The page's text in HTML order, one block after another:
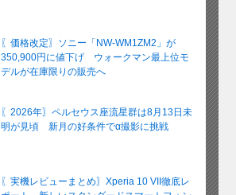
〖価格改定〗ソニー「NW-WM1ZM2」が
350,900円に値下げ ウォークマン最上位モ
デルが在庫限りの販売へ
〖2026年〗ペルセウス座流星群は8月13日未
明が見頃 新月の好条件でα撮影に挑戦
〖実機レビューまとめ〗Xperia 10 VII徹底レ